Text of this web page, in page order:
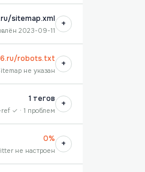
sitemap.xml
2023-09-11
+
robots.txt
не указан
+
1 тегов
✓ · 1 проблем
+
0%
не настроен
+